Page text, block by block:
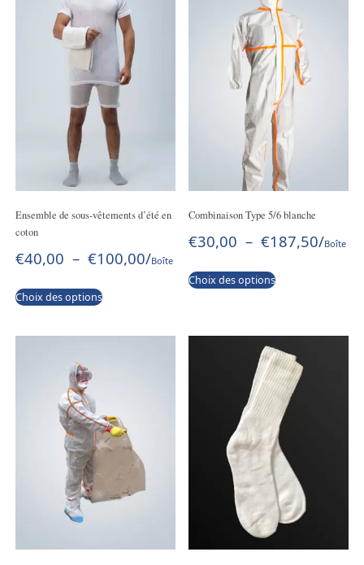
Ensemble de sous-vêtements d’été en
coton
€40,00 – €100,00/Boîte
Choix des options
Combinaison Type 5/6 blanche
€30,00 – €187,50/Boîte
Choix des options